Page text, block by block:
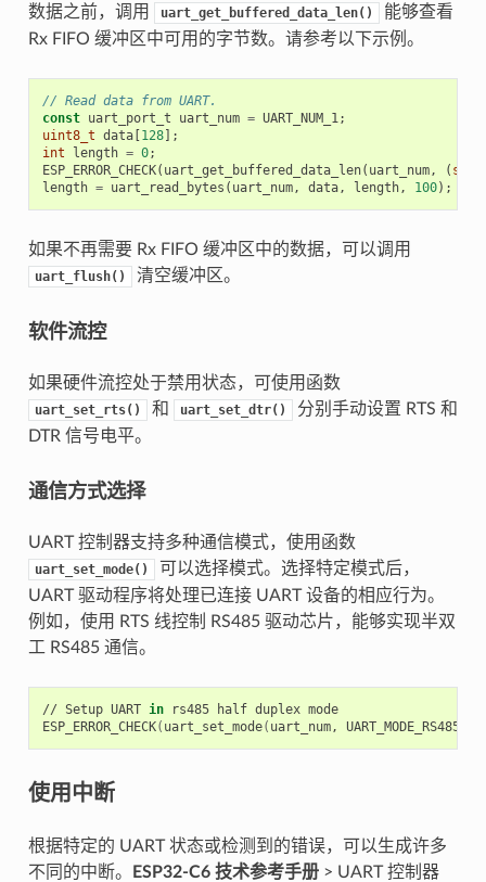
数据之前，调用
uart_get_buffered_data_len()
能够查看
Rx FIFO 缓冲区中可用的字节数。请参考以下示例。
// Read data from UART.
const uart_port_t uart_num = UART_NUM_1;
uint8_t data[ 128];
int
length = 0;
ESP_ERROR_CHECK( uart_get_buffered_data_len( uart_num, (
length = uart_read_bytes ( uart_num, data, length, 100);
如果不再需要 Rx FIFO 缓冲区中的数据，可以调用
uart_flush() 清空缓冲区。
软件流控
如果硬件流控处于禁用状态，可使用函数
uart_set_rts() 和 uart_set_dtr()
分别手动设置 RTS 和
DTR 信号电平。
通信方式选择
UART 控制器支持多种通信模式，使用函数
uart_set_mode()
可以选择模式。选择特定模式后，
UART 驱动程序将处理已连接 UART 设备的相应行为。
例如，使用 RTS 线控制 RS485 驱动芯片，能够实现半双
工 RS485 通信。
// Setup UART in rs485 half duplex mode
ESP_ERROR_CHECK( uart_set_mode( uart_num,
使用中断
根据特定的 UART 状态或检测到的错误，可以生成许多
不同的中断。
ESP32-C6 技术参考手册> UART 控制器